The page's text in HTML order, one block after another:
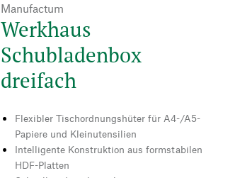
Manufactum
Werkhaus
Schubladenbox
dreifach
Flexibler Tischordnungshüter für A4-/A5-
Papiere und Kleinutensilien
Intelligente Konstruktion aus formstabilen
HDF-Platten